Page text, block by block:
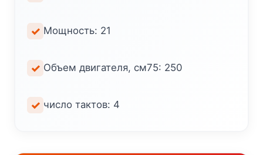
Мощность: 21
Объем двигателя, см75: 250
число тактов: 4